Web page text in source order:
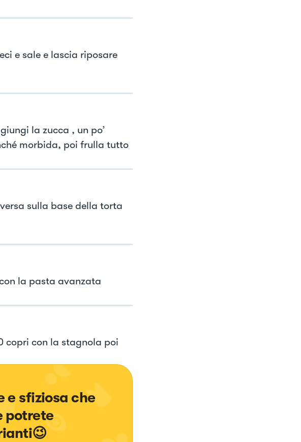
e sale e lascia riposare
la zucca , un po’
morbida, poi frulla tutto
sulla base della torta
la pasta avanzata
copri con la stagnola poi
e sfiziosa che
potrete